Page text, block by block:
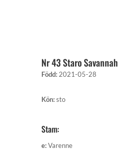
Nr 43 Staro Savannah
Född: 2021-05-28
Kön:sto
Stam:
e:Varenne